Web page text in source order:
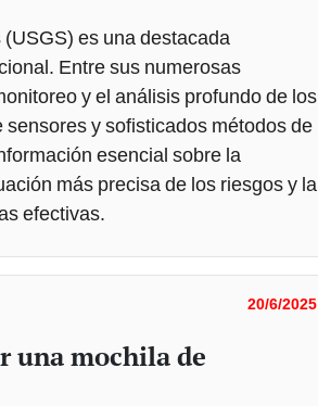
es una destacada
Entre sus numerosas
y el análisis profundo de los
y sofisticados métodos de
esencial sobre la
más precisa de los riesgos y la
efectivas.
20/6/2025
una mochila de